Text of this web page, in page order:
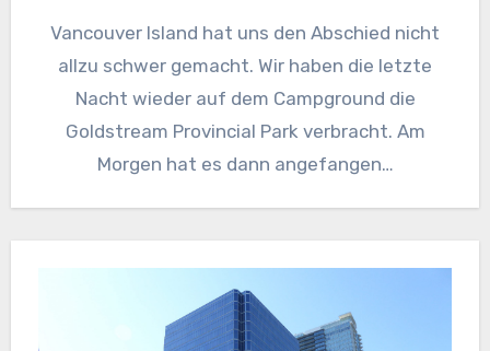
Vancouver Island hat uns den Abschied nicht
allzu schwer gemacht. Wir haben die letzte
Nacht wieder auf dem Campground die
Goldstream Provincial Park verbracht. Am
Morgen hat es dann angefangen…